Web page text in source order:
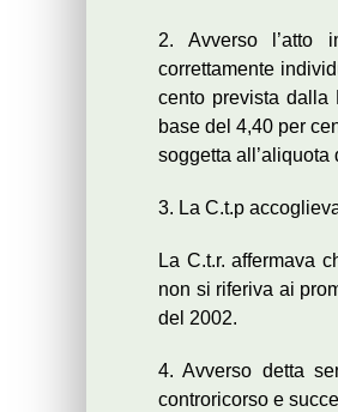
2. Avverso l’atto
correttamente
cento prevista dalla
base del 4,40 per
soggetta all’aliquota
3. La C.t.p
La C.t.r. affermava
non si riferiva ai
del 2002.
4. Avverso detta
controricorso e